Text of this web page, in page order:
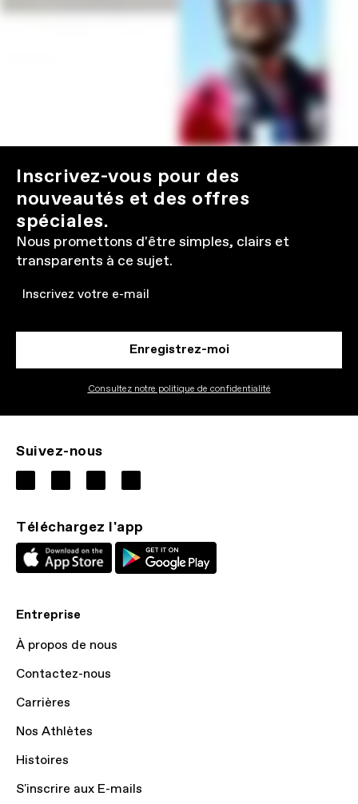
Inscrivez-vous pour des
nouveautés et des offres
spéciales.
Nous promettons d'être simples, clairs et
transparents à ce sujet.
Email
Enregistrez-moi
Consultez notre politique de confidentialité
Suivez-nous
Téléchargez l'app
Entreprise
À propos de nous
Contactez-nous
Carrières
Nos Athlètes
Histoires
S'inscrire aux E-mails